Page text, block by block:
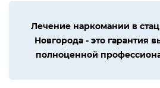
Лечение наркомании в
Новгорода - это гарантия
полноценной